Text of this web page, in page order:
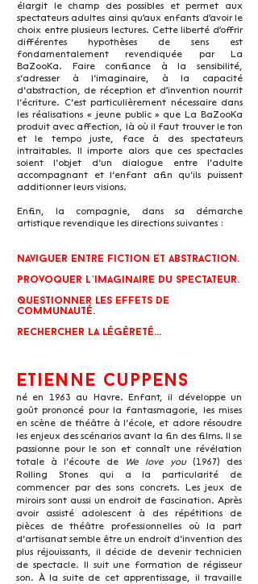
élargit le champ des possibles et permet aux
spectateurs adultes ainsi qu'aux enfants d'avoir le
choix entre plusieurs lectures. Cette liberté d'offrir
différentes hypothèses de sens est
fondamentalement revendiquée par La
BaZooKa. Faire confiance à la sensibilité,
s’adresser à l’imaginaire, à la capacité
d’abstraction, de réception et d'invention nourrit
l’écriture. C’est particulièrement nécessaire dans
les réalisations « jeune public » que La BaZooKa
produit avec affection, là où il faut trouver le ton
et le tempo juste, face à des spectateurs
intraitables. Il importe alors que ces spectacles
soient l’objet d’un dialogue entre l’adulte
accompagnant et l’enfant afin qu’ils puissent
additionner leurs visions.
Enfin, la compagnie, dans sa démarche
artistique revendique les directions suivantes :
Naviguer entre fiction et abstraction.
Provoquer l’imaginaire du spectateur.
Questionner les effets de
communauté.
Rechercher la légèreté...
Etienne Cuppens
né en 1963 au Havre. Enfant, il développe un
goût prononcé pour la fantasmagorie, les mises
en scène de théâtre à l’école, et adore résoudre
les enjeux des scénarios avant la fin des films. Il se
passionne pour le son et connaît une révélation
totale à l’écoute de
We love you (1967) des
Rolling Stones qui a la particularité de
commencer par des sons concrets. Les jeux de
miroirs sont aussi un endroit de fascination. Après
avoir assisté adolescent à des répétitions de
pièces de théâtre professionnelles où la part
d’artisanat semble être un endroit d’invention des
plus réjouissants, il décide de devenir technicien
de spectacle. Il suit une formation de régisseur
son. À la suite de cet apprentissage, il travaille